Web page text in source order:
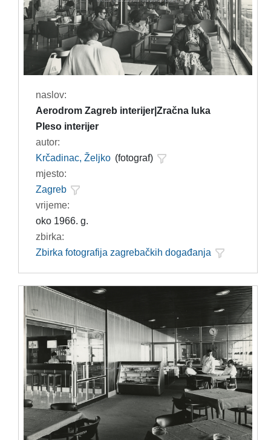
naslov:
Aerodrom Zagreb interijer|Zračna luka
Pleso interijer
autor:
Krčadinac, Željko (fotograf)
mjesto:
Zagreb
vrijeme:
oko 1966. g.
zbirka:
Zbirka fotografija zagrebačkih događanja